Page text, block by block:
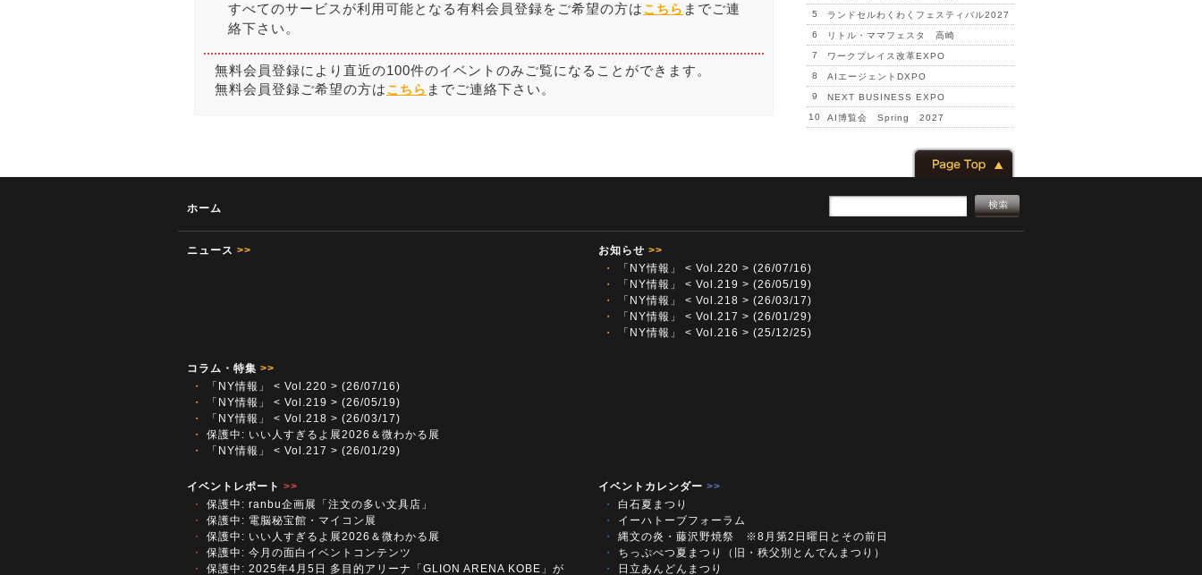
すべてのサービスが利用可能となる有料会員登録をご希望の方はこちら までご連
絡下さい。
無料会員登録により直近の100件のイベントのみご覧になることができます。
無料会員登録ご希望の方はこちら までご連絡下さい。
5
ランドセルわくわくフェスティバル2027
6
リトル・ママフェスタ 高崎
7
ワークプレイス改革EXPO
8
AIエージェントDXPO
9
NEXT BUSINESS EXPO
10
AI博覧会 Spring 2027
ホーム
ニュース >> お知らせ >>
・
「NY情報」 < Vol.220 > (26/07/16)
・
「NY情報」 < Vol.219 > (26/05/19)
・
「NY情報」 < Vol.218 > (26/03/17)
・
「NY情報」 < Vol.217 > (26/01/29)
・
「NY情報」 < Vol.216 > (25/12/25)
コラム・特集 >>
・
「NY情報」 < Vol.220 > (26/07/16)
・
「NY情報」 < Vol.219 > (26/05/19)
・
「NY情報」 < Vol.218 > (26/03/17)
・
保護中: いい人すぎるよ展2026＆微わかる展
・
「NY情報」 < Vol.217 > (26/01/29)
イベントレポート >>
・
保護中: ranbu企画展「注文の多い文具店」
・
保護中: 電脳秘宝館・マイコン展
・
保護中: いい人すぎるよ展2026＆微わかる展
・
保護中: 今月の面白イベントコンテンツ
・
保護中: 2025年4月5日 多目的アリーナ「GLION ARENA KOBE」が
イベントカレンダー >>
・
白石夏まつり
・
イーハトーブフォーラム
・
縄文の炎・藤沢野焼祭 ※8月第2日曜日とその前日
・
ちっぷべつ夏まつり（旧・秩父別とんでんまつり）
・
日立あんどんまつり